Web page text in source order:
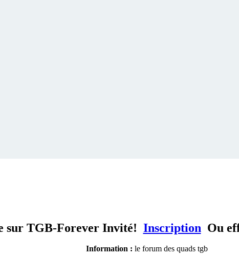
sur TGB-Forever Invité! Inscription Ou
Information : le forum des quads tgb